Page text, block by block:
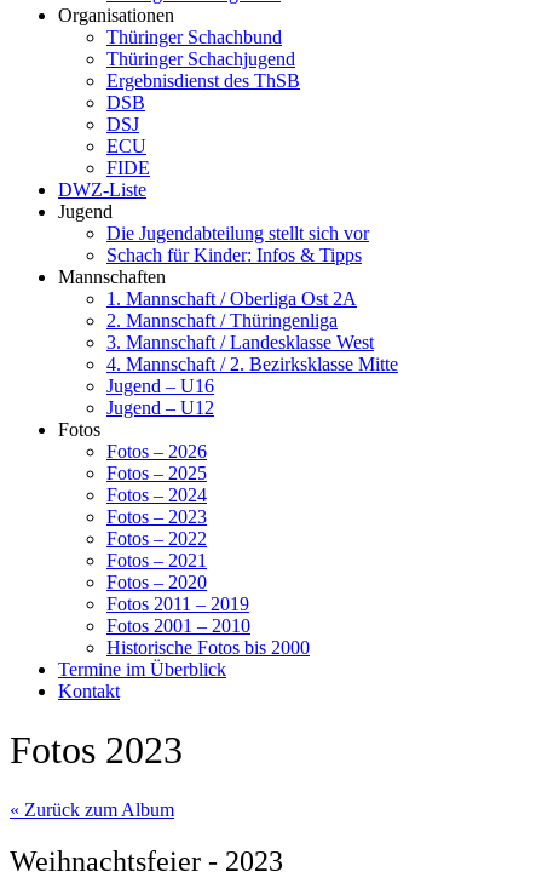
Organisationen
Thüringer Schachbund
Thüringer Schachjugend
Ergebnisdienst des ThSB
DSB
DSJ
ECU
FIDE
DWZ-Liste
Jugend
Die Jugendabteilung stellt sich vor
Schach für Kinder: Infos & Tipps
Mannschaften
1. Mannschaft / Oberliga Ost 2A
2. Mannschaft / Thüringenliga
3. Mannschaft / Landesklasse West
4. Mannschaft / 2. Bezirksklasse Mitte
Jugend – U16
Jugend – U12
Fotos
Fotos – 2026
Fotos – 2025
Fotos – 2024
Fotos – 2023
Fotos – 2022
Fotos – 2021
Fotos – 2020
Fotos 2011 – 2019
Fotos 2001 – 2010
Historische Fotos bis 2000
Termine im Überblick
Kontakt
Fotos 2023
« Zurück zum Album
Weihnachtsfeier - 2023